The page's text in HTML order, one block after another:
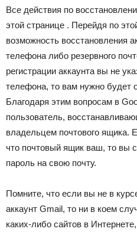
Все действия по
этой странице . Перейдя по
возможность восстановления
телефона либо резервного
регистрации аккаунта вы не
телефона, то вам нужно будет
Благодаря этим вопросам в
пользователь,
владельцем почтового ящика.
что почтовый ящик ваш, то вы
пароль на свою почту.
Помните, что если вы не в
аккаунт Gmail, то ни в коем
каких-либо сайтов в